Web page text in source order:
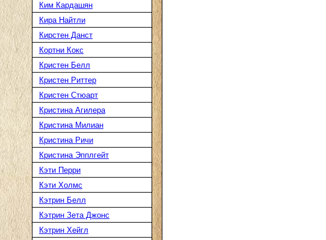
Ким Кардашян
Кира Найтли
Кирстен Данст
Кортни Кокс
Кристен Белл
Кристен Риттер
Кристен Стюарт
Кристина Агилера
Кристина Милиан
Кристина Ричи
Кристина Эпплгейт
Кэти Перри
Кэти Холмс
Кэтрин Белл
Кэтрин Зета Джонс
Кэтрин Хейгл